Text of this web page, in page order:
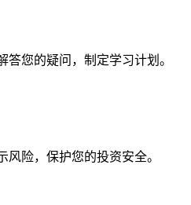
您的疑问，制定学习计划。
险，保护您的投资安全。